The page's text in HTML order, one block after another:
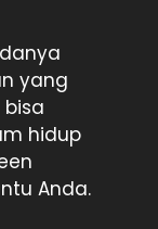
yang
hidup
Anda.